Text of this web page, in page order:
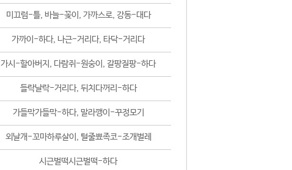
미끄럼-틀, 바늘-꽂이, 가까스로, 강동-대다
가까이-하다, 나근-거리다, 타닥-거리다
가시-할아버지, 다람쥐-원숭이, 갈팡질팡-하다
들락날락-거리다, 뒤치다꺼리-하다
가들막가들막-하다, 말라깽이-꾸정모기
외날개-꼬마하루살이, 털줄뾰족코-조개벌레
시근벌떡시근벌떡-하다